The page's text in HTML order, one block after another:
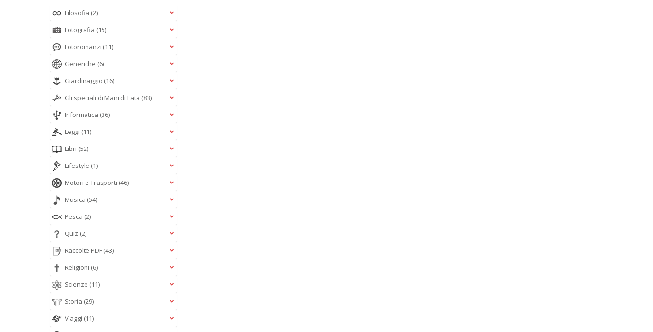
Filosofia (2)
Fotografia (15)
Fotoromanzi (11)
Generiche (6)
Giardinaggio (16)
Gli speciali di Mani di Fata (83)
Informatica (36)
Leggi (11)
Libri (52)
Lifestyle (1)
Motori e Trasporti (46)
Musica (54)
Pesca (2)
Quiz (2)
Raccolte PDF (43)
Religioni (6)
Scienze (11)
Storia (29)
Viaggi (11)